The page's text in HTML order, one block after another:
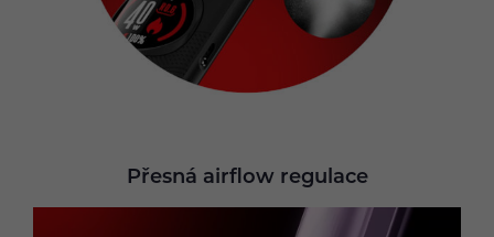
Přesná airflow regulace